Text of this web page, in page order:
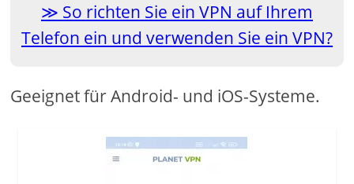
So richten Sie ein VPN auf Ihrem
Telefon ein und verwenden Sie ein VPN?
Geeignet für Android- und iOS-Systeme.